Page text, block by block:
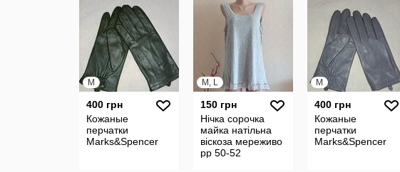
M
400 грн
Кожаные
перчатки
Marks&Spencer
M, L
150 грн
Нічка сорочка
майка натільна
віскоза мереживо
рр 50-52
M
400 грн
Кожаные
перчатки
Marks&Spencer